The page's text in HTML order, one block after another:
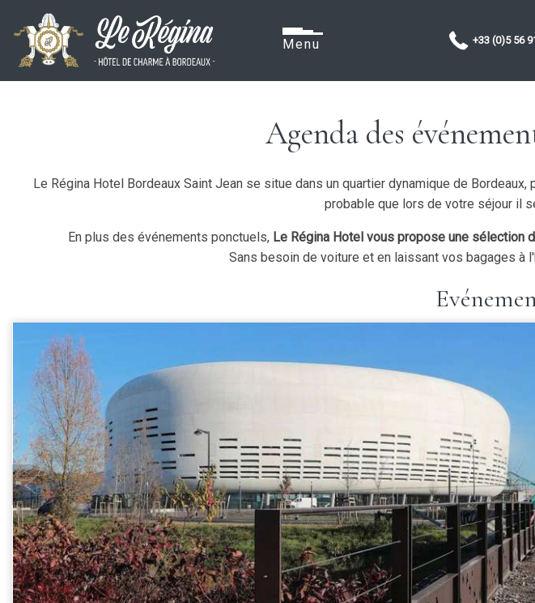
Menu +33 (0)5 56
Agenda des
Le Régina Hotel Bordeaux Saint Jean se situe dans un quartier dynamique de Bordeaux,
probable que lors de votre séjour il
En plus des événements ponctuels, Le Régina Hotel vous propose une sélection
Sans besoin de voiture et en laissant vos bagages à